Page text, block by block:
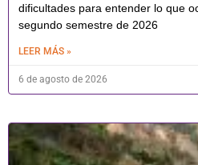
dificultades para entender lo que
segundo semestre de 2026
LEER MÁS »
6 de agosto de 2026